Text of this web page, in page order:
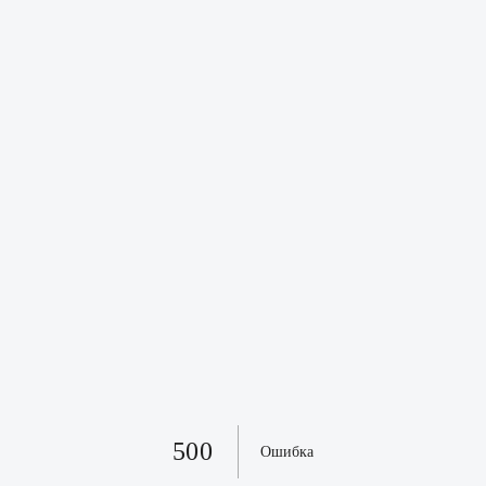
500 Ошибка